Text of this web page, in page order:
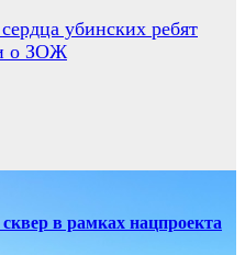
убинских ребят
о ЗОЖ
в рамках нацпроекта